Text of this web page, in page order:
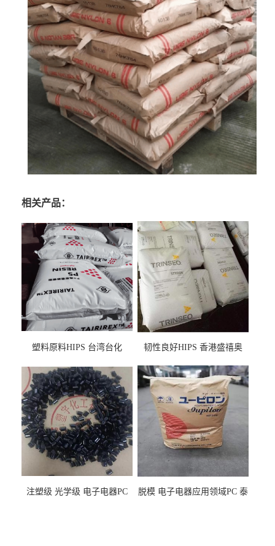
相关产品：
塑料原料HIPS 台湾台化
用料
韧性良好HIPS 香港盛禧奥
注塑级 光学级 电子电器PC
脱模 电子电器应用领域PC 泰